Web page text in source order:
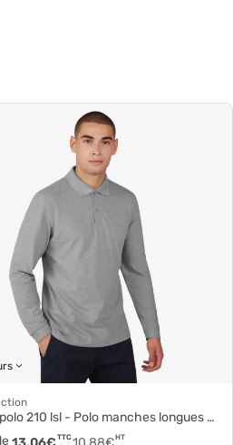
210 lsl - Polo manches longues coton pu427
HT
TTC